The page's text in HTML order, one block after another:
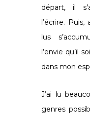
départ, il
l’écrire.
lus
l’envie qu’il
dans mon
J’ai lu
genres